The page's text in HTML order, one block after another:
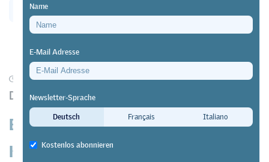
02/02/19 Forschung https://doi.org/10.64829/1294
Die Umsetzung der Integrationsvorlehre
Erfolgsfaktoren für die
Koordination politischer Akteure
Name
E-Mail Adresse
Newsletter-Sprache
Deutsch
Français Italiano
Kostenlos abonnieren